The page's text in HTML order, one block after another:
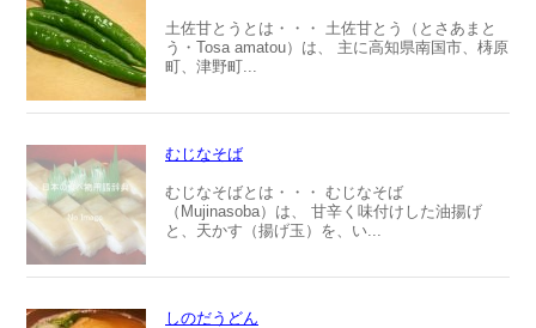
土佐甘とうとは・・・ 土佐甘とう（とさあまと
う・Tosa amatou）は、 主に高知県南国市、梼原
町、津野町...
むじなそば
むじなそばとは・・・ むじなそば
（Mujinasoba）は、 甘辛く味付けした油揚げ
と、天かす（揚げ玉）を、い...
しのだうどん